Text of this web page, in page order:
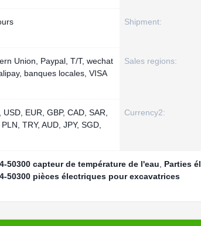
Shipment:
Union, Paypal, T/T, wechat
banques locales, VISA
Sales regions:
USD, EUR, GBP, CAD, SAR,
TRY, AUD, JPY, SGD,
Currency2:
50300 capteur de température de l'eau Parties
50300 pièces électriques pour excavatrices